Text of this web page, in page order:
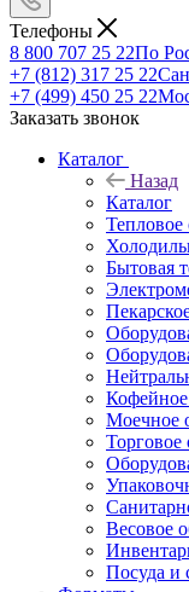
Телефоны
8 800 707 25 22По
+7 (812) 317 25 22
+7 (499) 450 25 22
Заказать звонок
Каталог
Назад
Каталог
Тепловое
Бытовая
Моечное
Торговое
Весовое
Посуда и